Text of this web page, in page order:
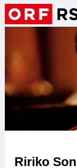
Direkt
zum
Inhalt
Ririko